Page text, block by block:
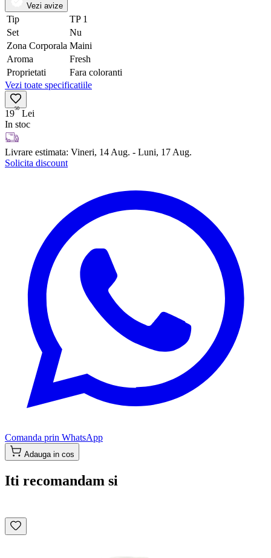
Vezi avize
Tip
TP 1
Set
Nu
Zona Corporala Maini
Aroma
Fresh
Proprietati
Fara coloranti
Vezi toate specificatiile
1950 Lei
In stoc
Livrare estimata: Vineri, 14 Aug. - Luni, 17 Aug.
Solicita discount
Comanda prin WhatsApp
Adauga in cos
Iti recomandam si